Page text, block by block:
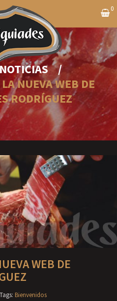
0
NOTICIAS
/
NUEVA WEB DE
RODRÍGUEZ
WEB DE
Tags: Bienvenidos